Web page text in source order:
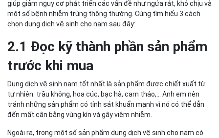
giúp giảm nguy cơ phát triển các vấn đề như ngứa rát, khó chịu và
một số bệnh nhiễm trùng thông thường. Cùng tìm hiểu 3 cách
chọn dung dịch vệ sinh cho nam sau đây:
2.1 Đọc kỹ thành phần sản phẩm
trước khi mua
Dung dịch vệ sinh nam tốt nhất là sản phẩm được chiết xuất từ
tự nhiên: trầu không, hoa cúc, bạc hà, cam thảo,… Anh em nên
tránh những sản phẩm có tính sát khuẩn mạnh vì nó có thể dẫn
đến mất cân bằng vùng kín và gây viêm nhiễm.
Ngoài ra, trong một số sản phẩm dung dịch vệ sinh cho nam có